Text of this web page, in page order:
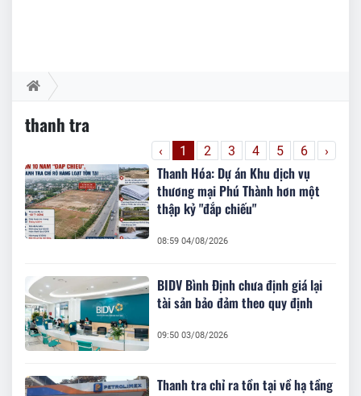
thanh tra
‹ 1 2 3 4 5 6 ›
Thanh Hóa: Dự án Khu dịch vụ
thương mại Phú Thành hơn một
thập kỷ "đắp chiếu"
08:59 04/08/2026
BIDV Bình Định chưa định giá lại
tài sản bảo đảm theo quy định
09:50 03/08/2026
Thanh tra chỉ ra tồn tại về hạ tầng